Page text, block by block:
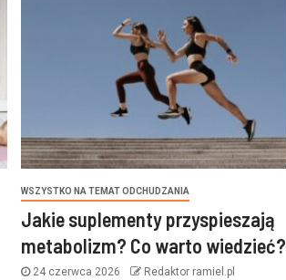
WSZYSTKO NA TEMAT ODCHUDZANIA
Jakie suplementy przyspieszają
metabolizm? Co warto wiedzieć?
24 czerwca 2026 Redaktor ramiel.pl